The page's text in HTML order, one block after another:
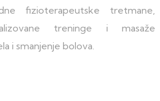
fizioterapeutske tretmane,
treninge i masaže
i smanjenje bolova.